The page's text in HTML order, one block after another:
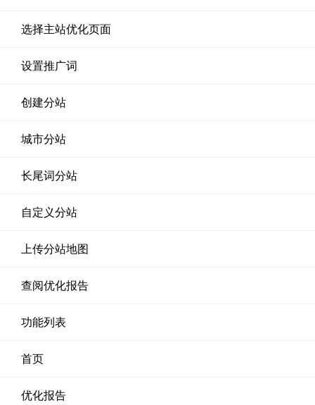
选择主站优化页面
设置推广词
创建分站
城市分站
长尾词分站
自定义分站
上传分站地图
查阅优化报告
功能列表
首页
优化报告